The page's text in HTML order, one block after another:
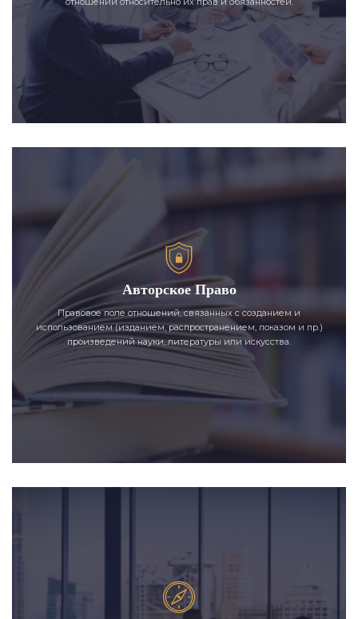
Авторское Право
Правовое поле отношений, связанных с созданием и
использованием (изданием, распространением, показом и пр.)
произведений науки, литературы или искусства.